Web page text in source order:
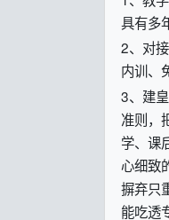
具有多
2、对
内训、
3、建
准则，
学、课
心细致
摒弃只
能吃透